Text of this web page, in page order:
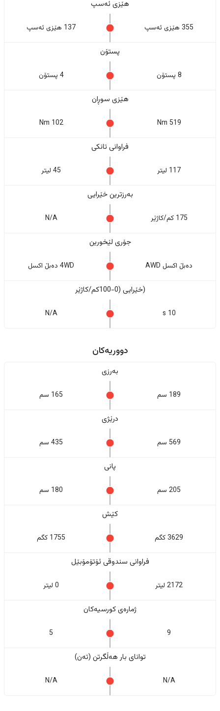
هێزی ئەسپ
355 هێزی ئەسپ 137 هێزی ئەسپ
پستۆن
8 پستۆن 4 پستۆن
هێزی سوڕان
519 Nm
102 Nm
فراوانی تانکی
117 لیتر 45 لیتر
بەرزترین خێرایی
175 کم/کاژێر N/A
جۆری لێخورین
دەبڵ اکسل AWD 4WD دەبڵ اکسل
(خێرایی (0-100کم/کاژێر
10 s
N/A
دووریەکان
بەرزی
189 سم 165 سم
درێژی
569 سم 435 سم
پانی
205 سم 180 سم
کێش
3629 کگم 1755 کگم
فراوانی سندوقی ئۆتۆمۆبێل
2172 لیتر 0 لیتر
ژمارەی کورسیەکان
9
5
تواناى بار هەڵگرتن (تەن)
N/A
N/A